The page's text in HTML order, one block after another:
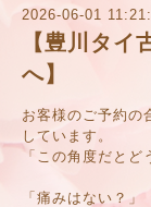
2026-06-01
【豊川タ
へ】
お客様のご予約の
しています。
「この角度だとど
「痛みはない？」